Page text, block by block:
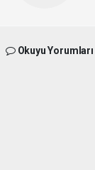
Okuyu Yorumları